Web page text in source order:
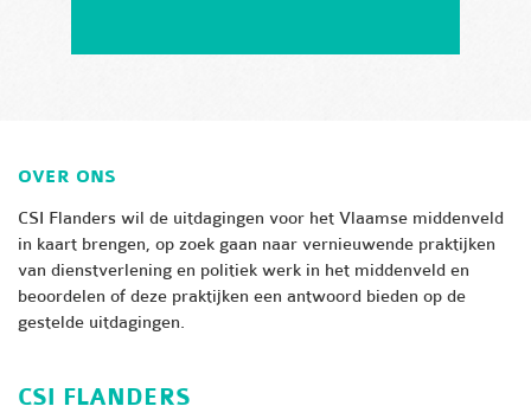
OVER ONS
CSI Flanders wil de uitdagingen voor het Vlaamse middenveld
in kaart brengen, op zoek gaan naar vernieuwende praktijken
van dienstverlening en politiek werk in het middenveld en
beoordelen of deze praktijken een antwoord bieden op de
gestelde uitdagingen.
CSI FLANDERS